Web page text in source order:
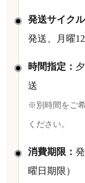
発送サイクル
発送、月曜
時間指定：
送
※別時間をご
ください。
消費期限：
曜日期限）